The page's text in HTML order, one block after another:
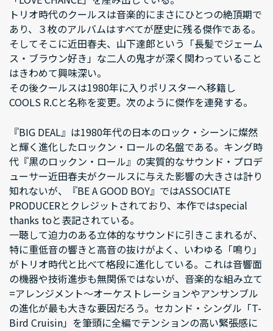
トリオ時代のクールスは音楽的にまさにひとつの絶頂期で
あり、３枚のアルバムはすべてが歴史に残る傑作である。
そしてそこに近田春夫、山下達郎という「長髪でジェーム
ス・ブラウン好き」な二人の鬼才が深く関わっていること
はきわめて興味深い。
その後クールスは1980年に入りポリスターへ移籍し
COOLS R.Cと名称を変更。次のように傑作を連発する。
『BIG DEAL』は1980年代の日本のロック・シーンに燦然
と輝く進化したロックン・ロールの名盤である。キング時
代『黒のロックン・ロール』の実質的なサウンド・プロデ
ューサー近田春夫がクールスに与えた影響の大きさは計り
知れないが、『BE A GOOD BOY』ではASSOCIATE
PRODUCERとクレジットされており、本作ではspecial
thanks toと表記されている。
一聴して迫力のある立体的なサウンドに引きこまれるが、
特に重低音の響きと高音の抜けがよく、いわゆる「鳴り」
がトリオ時代と比べて格段に進化している。これは音響面
の機器や技術進歩も無関係ではないが、音楽的な組み立て
=アレンジメント～オーケストレーションやアンサンブル
の進化が最も大きな要因だろう。セカンド・シングル「T-
Bird Cruisin」を筆頭に全編でテンションの高い緊張感に